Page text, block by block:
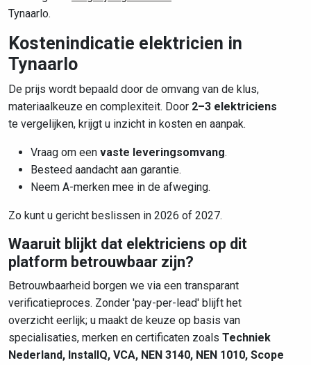
Tynaarlo.
Kostenindicatie elektricien in
Tynaarlo
De prijs wordt bepaald door de omvang van de klus,
materiaalkeuze en complexiteit. Door 2–3 elektriciens
te vergelijken, krijgt u inzicht in kosten en aanpak.
Vraag om een vaste leveringsomvang.
Besteed aandacht aan garantie.
Neem A-merken mee in de afweging.
Zo kunt u gericht beslissen in 2026 of 2027.
Waaruit blijkt dat elektriciens op dit
platform betrouwbaar zijn?
Betrouwbaarheid borgen we via een transparant
verificatieproces. Zonder 'pay-per-lead' blijft het
overzicht eerlijk; u maakt de keuze op basis van
specialisaties, merken en certificaten zoals Techniek
Nederland, InstallQ, VCA, NEN 3140, NEN 1010, Scope